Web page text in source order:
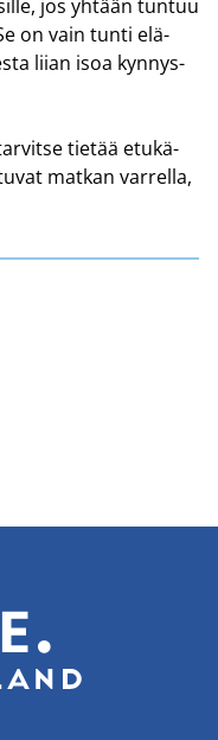
jos yh­tään tun­tuu
on vain tunti elä­
liian isoa kyn­nys­
tie­tää etu­kä­
mat­kan var­rel­la,